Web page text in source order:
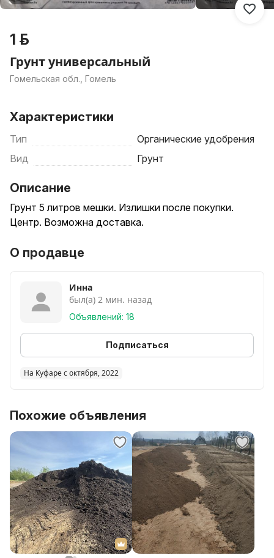
1 р.
Грунт универсальный
Гомельская обл., Гомель
Характеристики
Тип
Органические удобрения
Вид
Грунт
Описание
Грунт 5 литров мешки. Излишки после покупки.
Центр. Возможна доставка.
О продавце
Инна
был(а) 2 мин. назад
Объявлений: 18
Подписаться
На Куфаре с октября, 2022
Похожие объявления